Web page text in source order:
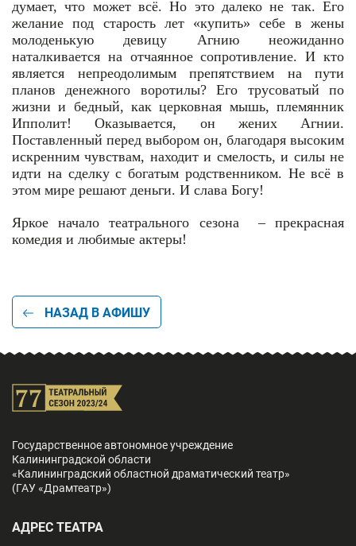
думает, что может всё. Но это далеко не так. Его
желание под старость лет «купить» себе в жены
молоденькую девицу Агнию неожиданно
наталкивается на отчаянное сопротивление. И кто
является непреодолимым препятствием на пути
планов денежного воротилы? Его трусоватый по
жизни и бедный, как церковная мышь, племянник
Ипполит! Оказывается, он жених Агнии.
Поставленный перед выбором он, благодаря высоким
искренним чувствам, находит и смелость, и силы не
идти на сделку с богатым родственником. Не всё в
этом мире решают деньги. И слава Богу!
Яркое начало театрального сезона – прекрасная
комедия и любимые актеры!
НАЗАД В АФИШУ
Государственное автономное учреждение
Калининградской области
«Калининградский областной драматический театр»
(ГАУ «Драмтеатр»)
АДРЕС ТЕАТРА